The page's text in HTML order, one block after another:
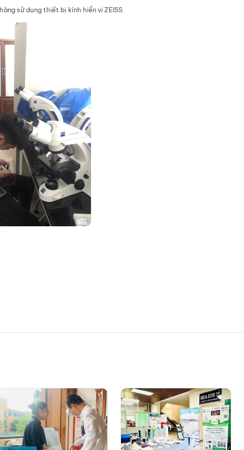
sử dụng thiết bị kính hiển vi ZEISS.